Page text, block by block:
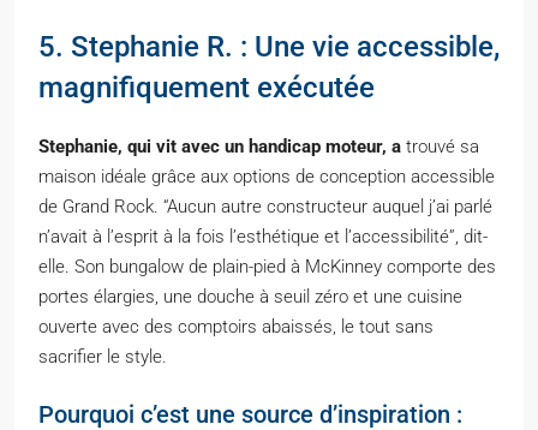
5. Stephanie R. : Une vie accessible,
magnifiquement exécutée
Stephanie, qui vit avec un handicap moteur, a trouvé sa
maison idéale grâce aux options de conception accessible
de Grand Rock. “Aucun autre constructeur auquel j’ai parlé
n’avait à l’esprit à la fois l’esthétique et l’accessibilité”, dit-
elle. Son bungalow de plain-pied à McKinney comporte des
portes élargies, une douche à seuil zéro et une cuisine
ouverte avec des comptoirs abaissés, le tout sans
sacrifier le style.
Pourquoi c’est une source d’inspiration :